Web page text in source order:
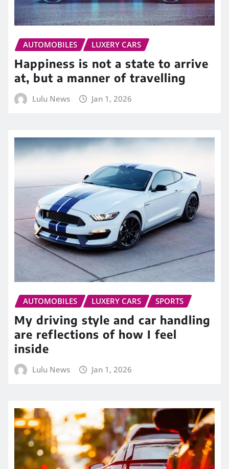
AUTOMOBILES LUXERY CARS
Happiness is not a state to arrive
at, but a manner of travelling
Lulu News Jan 1, 2026
AUTOMOBILES LUXERY CARS SPORTS
My driving style and car handling
are reflections of how I feel
inside
Lulu News Jan 1, 2026